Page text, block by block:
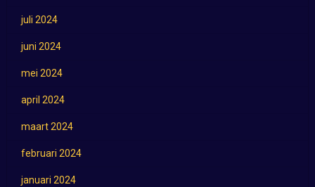
juli 2024
juni 2024
mei 2024
april 2024
maart 2024
februari 2024
januari 2024